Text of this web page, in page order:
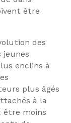
être
des
jeunes
enclins à
plus âgés
à la
être moins